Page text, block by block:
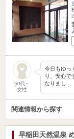
50代～
女性
今日もゆっ
り、安心で
なりまし…
関連情報から探す
早稲田天然温泉